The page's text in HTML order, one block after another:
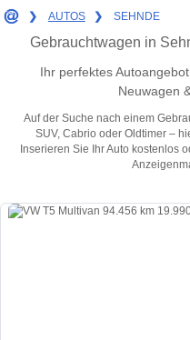
❯ AUTOS ❯ SEHNDE
Gebrauchtwagen in
Ihr perfektes
Neuwagen
Auf der Suche nach einem
SUV, Cabrio oder Oldtimer –
Inserieren Sie Ihr Auto kostenlos